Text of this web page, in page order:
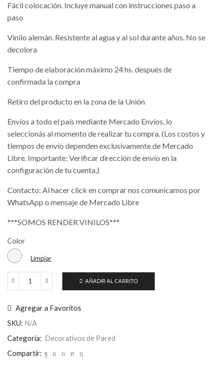
Fácil colocación. Incluye manual con instrucciones paso a
paso
Vinilo alemán. Resistente al agua y al sol durante años. No se
decolora
Tiempo de elaboración máximo 24 hs. después de
confirmada la compra
Retiro del producto en la zona de la Unión
Envíos a todo el país mediante Mercado Envíos, lo
seleccionás al momento de realizar tu compra. (Los costos y
tiempos de envío dependen exclusivamente de Mercado
Libre. Importante: Verificar dirección de envío en la
configuración de tu cuenta.)
Contacto: Al hacer click en comprar nos comunicamos por
WhatsApp o mensaje de Mercado Libre
***SOMOS RENDER VINILOS***
Color
Limpiar
Plumas
Pared
X12
cantidad
AÑADIR AL CARRITO
Agregar a Favoritos
SKU: N/A
Categoría: Decorativos de Pared
Compartir: